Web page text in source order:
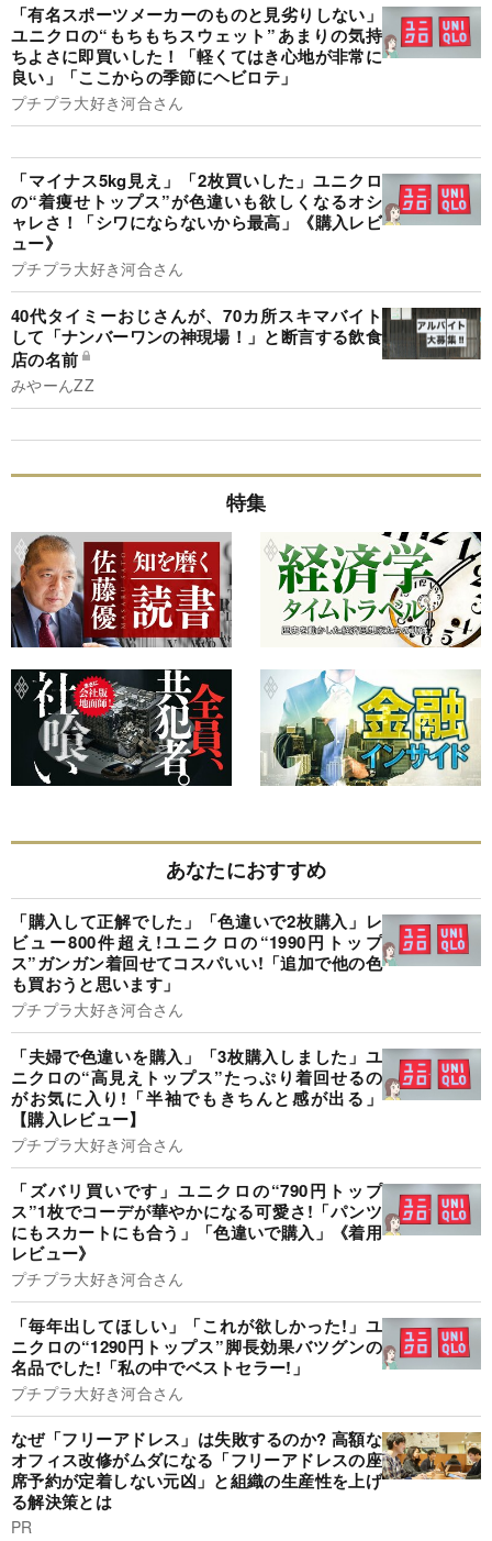
「有名スポーツメーカーのものと見劣りしない」
ユニクロの“もちもちスウェット”あまりの気持
ちよさに即買いした！「軽くてはき心地が非常に
良い」「ここからの季節にヘビロテ」
プチプラ大好き河合さん
「マイナス5kg見え」「2枚買いした」ユニクロ
の“着痩せトップス”が色違いも欲しくなるオシ
ャレさ！「シワにならないから最高」《購入レビ
ュー》
プチプラ大好き河合さん
40代タイミーおじさんが、70カ所スキマバイト
して「ナンバーワンの神現場！」と断言する飲食
店の名前
みやーんZZ
特集
あなたにおすすめ
「購入して正解でした」「色違いで2枚購入」レ
ビュー800件超え!ユニクロの“1990円トップ
ス”ガンガン着回せてコスパいい!「追加で他の色
も買おうと思います」
プチプラ大好き河合さん
「夫婦で色違いを購入」「3枚購入しました」ユ
ニクロの“高見えトップス”たっぷり着回せるの
がお気に入り!「半袖でもきちんと感が出る」
【購入レビュー】
プチプラ大好き河合さん
「ズバリ買いです」ユニクロの“790円トップ
ス”1枚でコーデが華やかになる可愛さ!「パンツ
にもスカートにも合う」「色違いで購入」《着用
レビュー》
プチプラ大好き河合さん
「毎年出してほしい」「これが欲しかった!」ユ
ニクロの“1290円トップス”脚長効果バツグンの
名品でした!「私の中でベストセラー!」
プチプラ大好き河合さん
なぜ「フリーアドレス」は失敗するのか? 高額な
オフィス改修がムダになる「フリーアドレスの座
席予約が定着しない元凶」と組織の生産性を上げ
る解決策とは
PR